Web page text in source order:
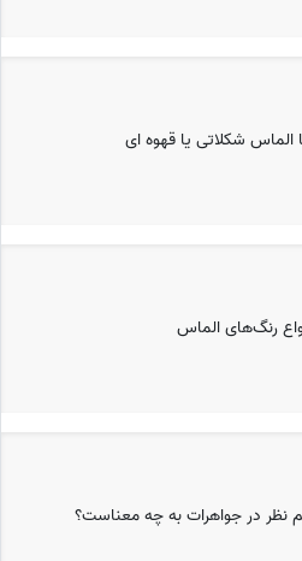
الماس شکلاتی یا قهوه ای
رنگ‌های الماس
نظر در جواهرات به چه معناست؟